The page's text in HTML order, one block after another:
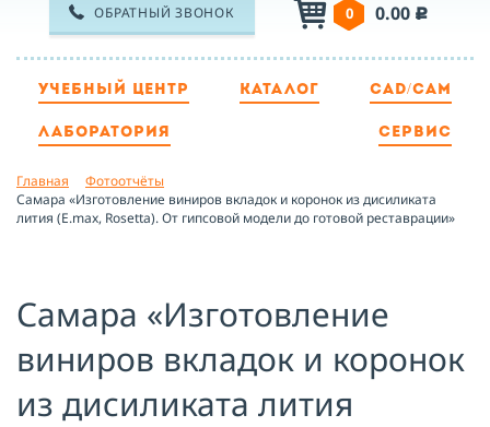
ОБРАТНЫЙ ЗВОНОК 0 0.00 c
ИМЯ
конфиденциальности и даю согласие
на обработку персональных данных
УЧЕБНЫЙ ЦЕНТР КАТАЛОГ CAD/CAM
ЛАБОРАТОРИЯ СЕРВИС
Главная
Фотоотчёты
Самара «Изготовление виниров вкладок и коронок из дисиликата
лития (E.max, Rosetta). От гипсовой модели до готовой реставрации»
Самара «Изготовление
виниров вкладок и коронок
из дисиликата лития